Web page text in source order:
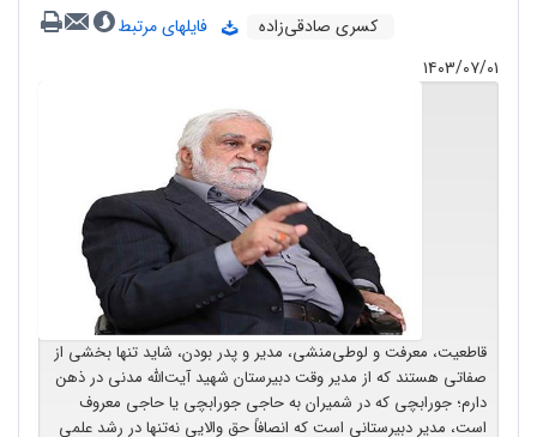
کسری صادقی‌زاده
فایلهای مرتبط
۱۴۰۳/۰۷/۰۱
قاطعیت، معرفت و لوطی‌منشی، مدیر و پدر بودن، شاید تنها بخشی از
صفاتی هستند که از مدیر وقت دبیرستان شهید آیت‌الله مدنی در ذهن
دارم؛ جورابچی که در شمیران به حاجی جورابچی یا حاجی معروف
است، مدیر دبیرستانی است که انصافاً حق والایی نه‌تنها در رشد علمی